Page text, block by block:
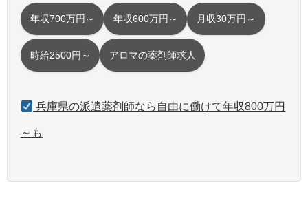
年収700万円～ 年収600万円～ 月収30万円～
時給2500円～ アロマの薬剤師求人
兵庫県の派遣薬剤師なら自由に働けて年収800万円
～も